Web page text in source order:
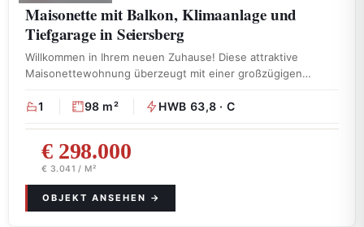
Maisonette mit Balkon, Klimaanlage und
Tiefgarage in Seiersberg
Willkommen in Ihrem neuen Zuhause! Diese attraktive
Maisonettewohnung überzeugt mit einer großzügigen
1 98 m² HWB 63,8 · C
€ 298.000
€ 3.041 / M²